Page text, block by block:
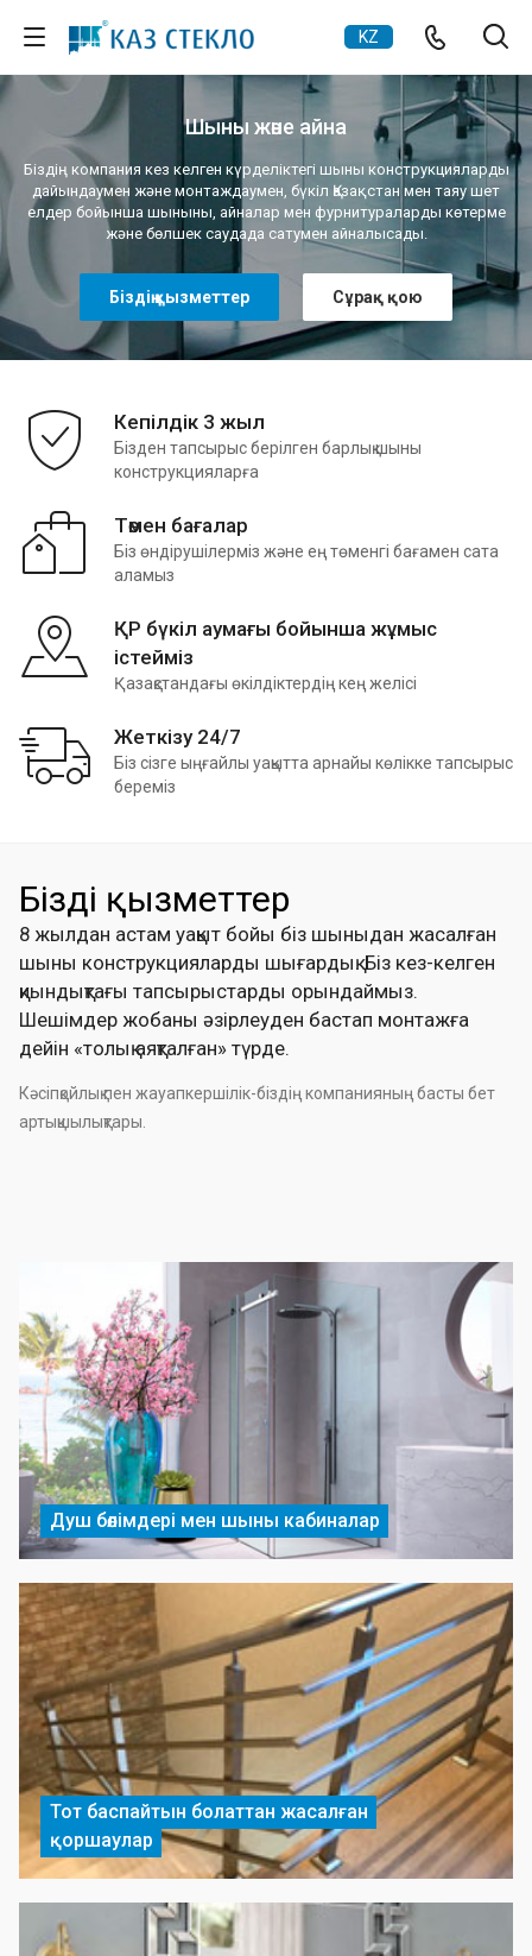
KZ
Шыны және айна
Біздің компания кез келген күрделіктегі шыны конструкцияларды
дайындаумен және монтаждаумен, бүкіл Қазақстан мен таяу шет
елдер бойынша шыныны, айналар мен фурнитураларды көтерме
және бөлшек саудада сатумен айналысады.
Біздің қызметтер Сұрақ қою
Кепілдік 3 жыл
Бізден тапсырыс берілген барлық шыны
конструкцияларға
Төмен бағалар
Біз өндірушілерміз және ең төменгі бағамен сата
аламыз
ҚР бүкіл аумағы бойынша жұмыс
істейміз
Қазақстандағы өкілдіктердің кең желісі
Жеткізу 24/7
Біз сізге ыңғайлы уақытта арнайы көлікке тапсырыс
береміз
Біздің қызметтер
8 жылдан астам уақыт бойы біз шыныдан жасалған
шыны конструкцияларды шығардық. Біз кез-келген
қиындықтағы тапсырыстарды орындаймыз.
Шешімдер жобаны әзірлеуден бастап монтажға
дейін «толық аяқталған» түрде.
Кәсіпқойлық пен жауапкершілік-біздің компанияның басты бет
артықшылықтары.
Душ бөлімдері мен шыны кабиналар
Тот баспайтын болаттан жасалған
қоршаулар